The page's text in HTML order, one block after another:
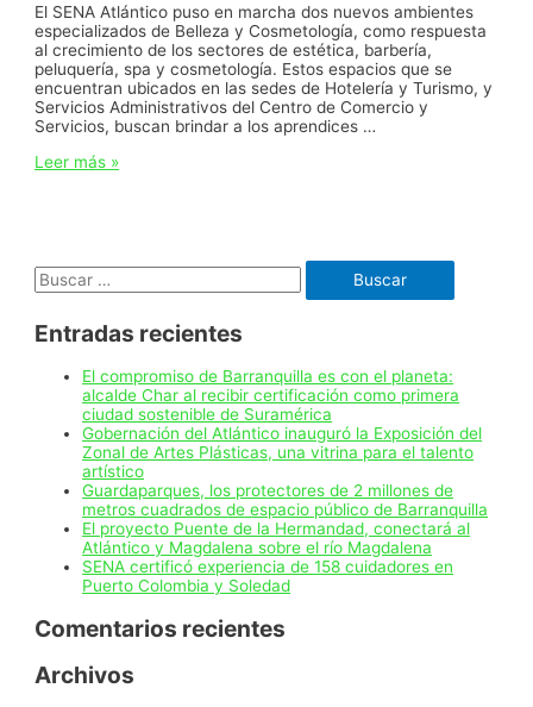
El SENA Atlántico puso en marcha dos nuevos ambientes
especializados de Belleza y Cosmetología, como respuesta
al crecimiento de los sectores de estética, barbería,
peluquería, spa y cosmetología. Estos espacios que se
encuentran ubicados en las sedes de Hotelería y Turismo, y
Servicios Administrativos del Centro de Comercio y
Servicios, buscan brindar a los aprendices …
SENA
belleza
y
con
especializados
tecnología
Leer más »
Buscar:
Entradas recientes
El compromiso de Barranquilla es con el planeta:
alcalde Char al recibir certificación como primera
ciudad sostenible de Suramérica
Gobernación del Atlántico inauguró la Exposición del
Zonal de Artes Plásticas, una vitrina para el talento
artístico
Guardaparques, los protectores de 2 millones de
metros cuadrados de espacio público de Barranquilla
El proyecto Puente de la Hermandad, conectará al
Atlántico y Magdalena sobre el río Magdalena
SENA certificó experiencia de 158 cuidadores en
Puerto Colombia y Soledad
Comentarios recientes
Archivos